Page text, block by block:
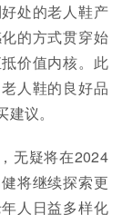
处的老人鞋产
的方式贯穿始
价值内核。此
人鞋的良好品
议。
无疑将在2024
将继续探索更
人日益多样化